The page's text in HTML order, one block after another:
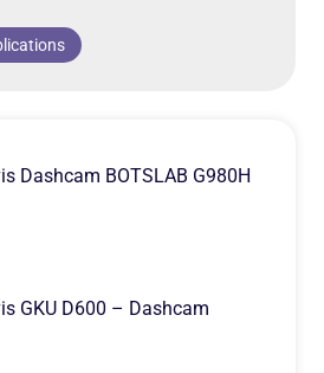
Dashcam BOTSLAB G980H
GKU D600 – Dashcam